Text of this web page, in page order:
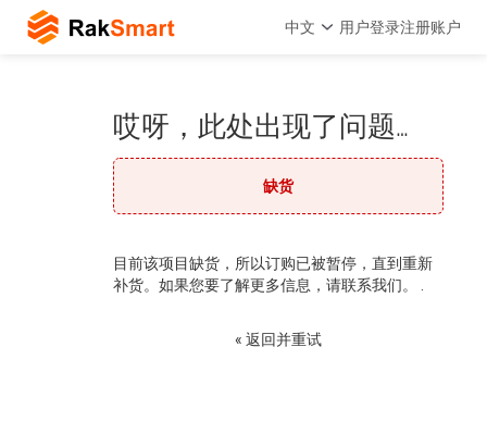
中文 用户登录注册账户
哎呀，此处出现了问题…
缺货
目前该项目缺货，所以订购已被暂停，直到重新
补货。如果您要了解更多信息，请联系我们。 .
« 返回并重试